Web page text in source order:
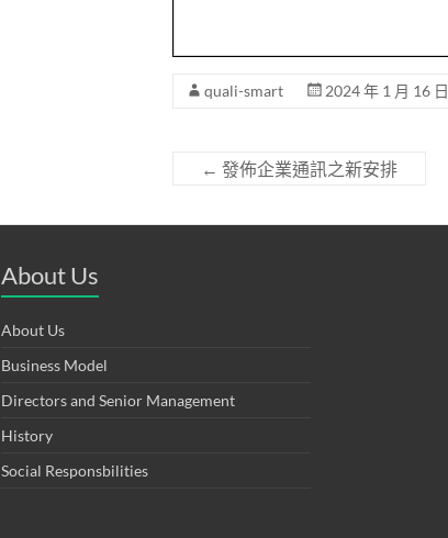
quali-smart 2024 年 1 月 16 日
← 發佈企業通訊之新安排
About Us
About Us
Business Model
Directors and Senior Management
History
Social Responsbilities